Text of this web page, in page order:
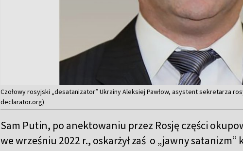
Czołowy rosyjski „desatanizator” Ukrainy Aleksiej Pawłow, asystent sekretarza
declarator.org)
Sam Putin, po anektowaniu przez Rosję części
we wrześniu 2022 r., oskarżył zaś o „jawny satanizm”